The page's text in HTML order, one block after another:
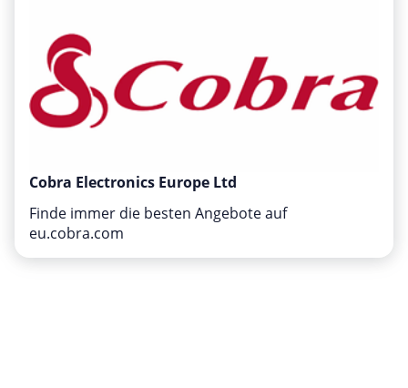
Sport & Freizeit
Urlaub & Reise
Cobra Electronics Europe Ltd
Finde immer die besten Angebote auf
eu.cobra.com